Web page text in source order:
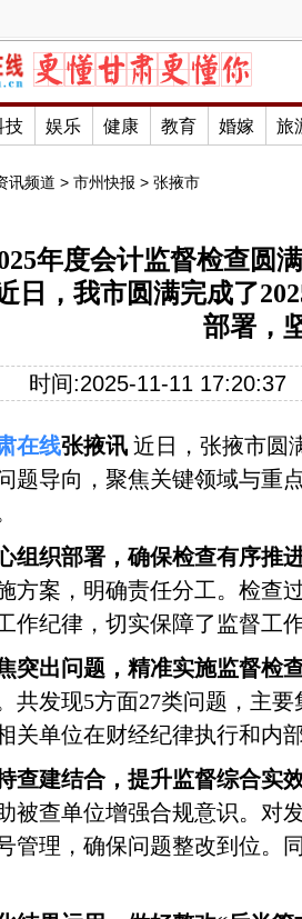
技 娱乐 健康 教育 婚嫁 旅
讯频道 > 市州快报 > 张掖市
年度会计监督检查圆
日，我市圆满完成了
部署，
时间:2025-11-11 17:20:37
在线张掖讯 近日，张掖市圆
题导向，聚焦关键领域与重
组织部署，确保检查有序推进
方案，明确责任分工。检查
作纪律，切实保障了监督工
突出问题，精准实施监督检查
共发现5方面27类问题，主
关单位在财经纪律执行和内
查建结合，提升监督综合实效
被查单位增强合规意识。对
管理，确保问题整改到位。